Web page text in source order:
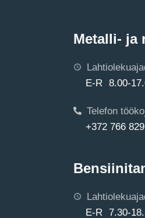
Metalli- ja
E-R 8.00-
Telefon
+372 766
E-R 7.30-